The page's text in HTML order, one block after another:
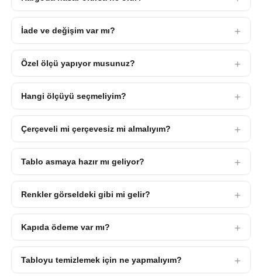
İade ve değişim var mı?
Özel ölçü yapıyor musunuz?
Hangi ölçüyü seçmeliyim?
Çerçeveli mi çerçevesiz mi almalıyım?
Tablo asmaya hazır mı geliyor?
Renkler görseldeki gibi mi gelir?
Kapıda ödeme var mı?
Tabloyu temizlemek için ne yapmalıyım?